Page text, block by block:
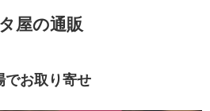
屋の通販
でお取り寄せ